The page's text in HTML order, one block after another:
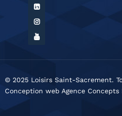
© 2025 Loisirs Saint-Sacrement.
Conception web Agence Concepts